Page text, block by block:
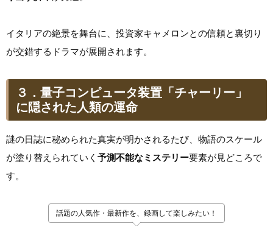
イタリアの絶景を舞台に、投資家キャメロンとの信頼と裏切り
が交錯するドラマが展開されます。
３．量子コンピュータ装置「チャーリー」
に隠された人類の運命
謎の日誌に秘められた真実が明かされるたび、物語のスケール
が塗り替えられていく 予測不能なミステリー要素が見どころで
す。
話題の人気作・最新作を、録画して楽しみたい！